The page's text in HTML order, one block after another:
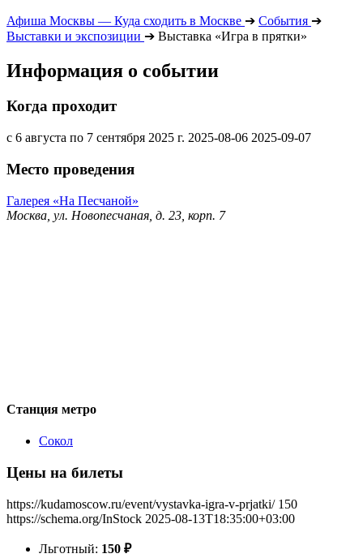
Афиша Москвы — Куда сходить в Москве ➔ События ➔
Выставки и экспозиции ➔ Выставка «Игра в прятки»
Информация о событии
Когда проходит
с 6 августа по 7 сентября 2025 г. 2025-08-06 2025-09-07
Место проведения
Галерея «На Песчаной»
Москва, ул. Новопесчаная, д. 23, корп. 7
Станция метро
Сокол
Цены на билеты
https://kudamoscow.ru/event/vystavka-igra-v-prjatki/ 150
https://schema.org/InStock 2025-08-13T18:35:00+03:00
Льготный: 150 ₽